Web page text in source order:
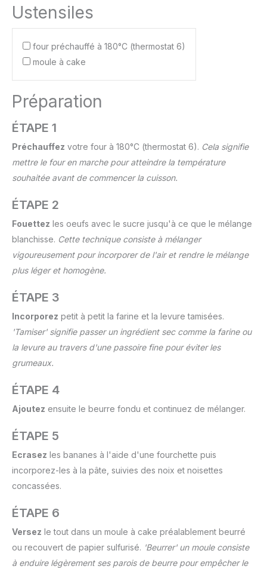
Ustensiles
four préchauffé à 180°C (thermostat 6)
moule à cake
Préparation
ÉTAPE 1
Préchauffez votre four à 180°C (thermostat 6). Cela signifie
mettre le four en marche pour atteindre la température
souhaitée avant de commencer la cuisson.
ÉTAPE 2
Fouettez les oeufs avec le sucre jusqu'à ce que le mélange
blanchisse. Cette technique consiste à mélanger
vigoureusement pour incorporer de l'air et rendre le mélange
plus léger et homogène.
ÉTAPE 3
Incorporez petit à petit la farine et la levure tamisées.
'Tamiser' signifie passer un ingrédient sec comme la farine ou
la levure au travers d'une passoire fine pour éviter les
grumeaux.
ÉTAPE 4
Ajoutez ensuite le beurre fondu et continuez de mélanger.
ÉTAPE 5
Ecrasez les bananes à l'aide d'une fourchette puis
incorporez-les à la pâte, suivies des noix et noisettes
concassées.
ÉTAPE 6
Versez le tout dans un moule à cake préalablement beurré
ou recouvert de papier sulfurisé. 'Beurrer' un moule consiste
à enduire légèrement ses parois de beurre pour empêcher le